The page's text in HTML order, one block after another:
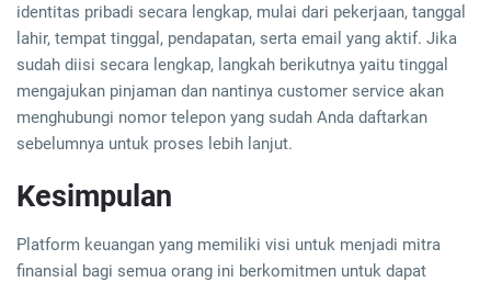
identitas pribadi secara lengkap, mulai dari pekerjaan, tanggal
lahir, tempat tinggal, pendapatan, serta email yang aktif. Jika
sudah diisi secara lengkap, langkah berikutnya yaitu tinggal
mengajukan pinjaman dan nantinya customer service akan
menghubungi nomor telepon yang sudah Anda daftarkan
sebelumnya untuk proses lebih lanjut.
Kesimpulan
Platform keuangan yang memiliki visi untuk menjadi mitra
finansial bagi semua orang ini berkomitmen untuk dapat